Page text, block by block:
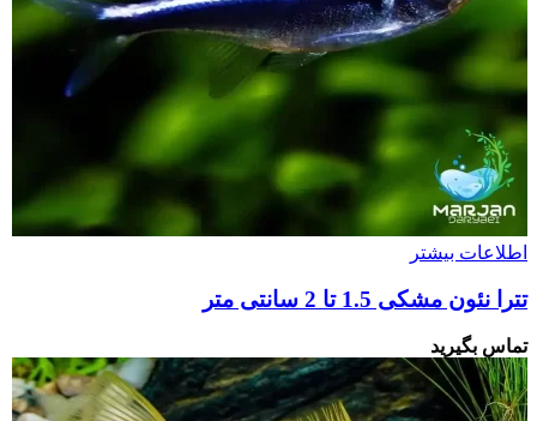
اطلاعات بیشتر
تترا نئون مشکی 1.5 تا 2 سانتی متر
تماس بگیرید